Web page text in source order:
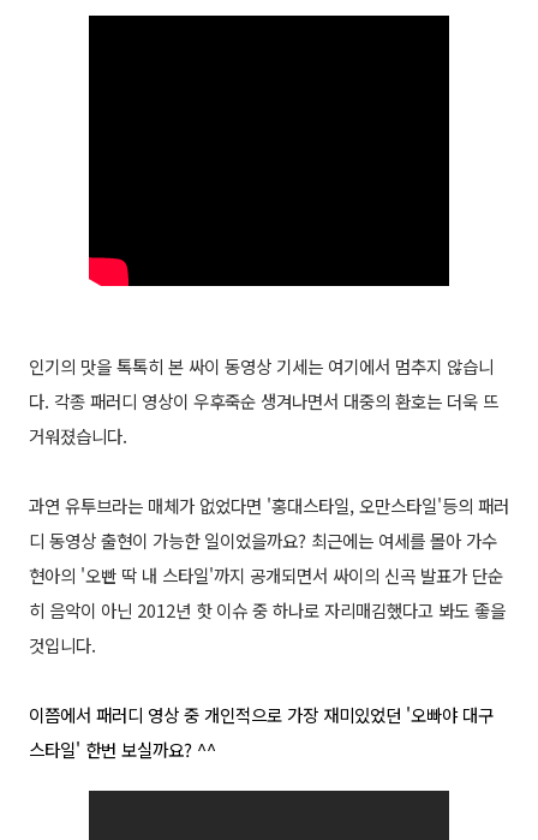
인기의 맛을 톡톡히 본 싸이 동영상 기세는 여기에서 멈추지 않습니
다. 각종 패러디 영상이 우후죽순 생겨나면서 대중의 환호는 더욱 뜨
거워졌습니다.
과연 유투브라는 매체가 없었다면 '홍대스타일, 오만스타일'등의 패러
디 동영상 출현이 가능한 일이었을까요? 최근에는 여세를 몰아 가수
현아의 '오빤 딱 내 스타일'까지 공개되면서 싸이의 신곡 발표가 단순
히 음악이 아닌 2012년 핫 이슈 중 하나로 자리매김했다고 봐도 좋을
것입니다.
이쯤에서 패러디 영상 중 개인적으로 가장 재미있었던 '오빠야 대구
스타일' 한번 보실까요? ^^